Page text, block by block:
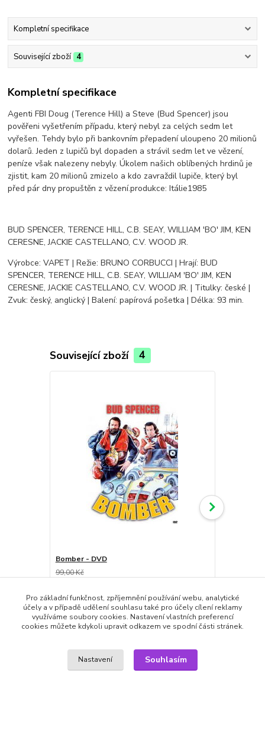
Kompletní specifikace
Související zboží 4
Kompletní specifikace
Agenti FBI Doug (Terence Hill) a Steve (Bud Spencer) jsou
pověřeni vyšetřením případu, který nebyl za celých sedm let
vyřešen. Tehdy bylo při bankovním přepadení uloupeno 20 milionů
dolarů. Jeden z lupičů byl dopaden a strávil sedm let ve vězení,
peníze však nalezeny nebyly. Úkolem našich oblíbených hrdinů je
zjistit, kam 20 milionů zmizelo a kdo zavraždil lupiče, který byl
před pár dny propuštěn z vězení.produkce: Itálie1985
BUD SPENCER, TERENCE HILL, C.B. SEAY, WILLIAM 'BO' JIM, KEN
CERESNE, JACKIE CASTELLANO, C.V. WOOD JR.
Výrobce: VAPET | Režie: BRUNO CORBUCCI | Hrají: BUD
SPENCER, TERENCE HILL, C.B. SEAY, WILLIAM 'BO' JIM, KEN
CERESNE, JACKIE CASTELLANO, C.V. WOOD JR. | Titulky: české |
Zvuk: český, anglický | Balení: papírová pošetka | Délka: 93 min.
Související zboží 4
Bomber - DVD
99,00 Kč
69,00 Kč
Přidat do košíku
69,00 Kč
Pro základní funkčnost, zpříjemnění používání webu, analytické
účely a v případě udělení souhlasu také pro účely cílení reklamy
využíváme soubory cookies. Nastavení vlastních preferencí
cookies můžete kdykoli upravit odkazem ve spodní části stránek.
Nastavení Souhlasím